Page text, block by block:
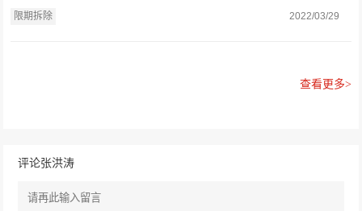
违法，盛廷律师胜诉
限期拆除 2022/03/29
查看更多>
评论张洪涛